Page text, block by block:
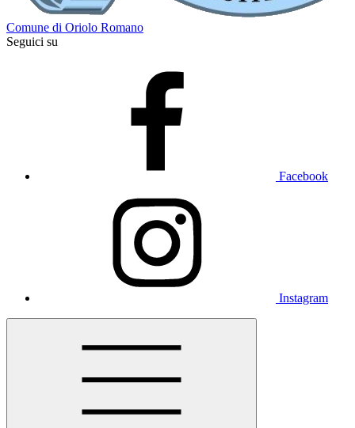
Comune di Oriolo Romano
Seguici su
Facebook
Instagram